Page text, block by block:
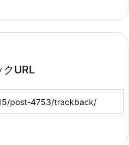
クURL